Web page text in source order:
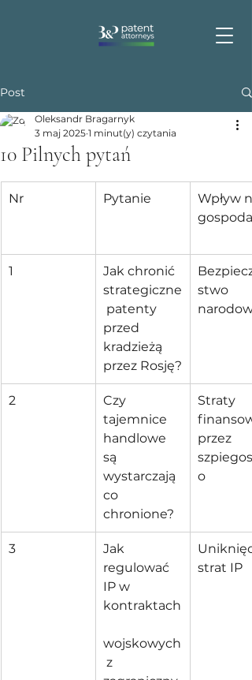
Post
10 Pilnych pytań
Oleksandr Bragarnyk
3 maj 2025 1 minut(y) czytania
Nr Pytanie
Wpływ
1
Jak chronić
strategiczne
patenty
przed
kradzieżą
przez Rosję?
stwo
2
Czy
tajemnice
handlowe
są
wystarczają
co
chronione?
Straty
przez
o
3
Jak
regulować
IP w
kontraktach
wojskowych
z
strat IP